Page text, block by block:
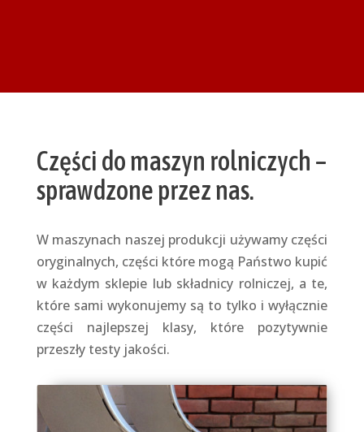
Części do maszyn rolniczych –
sprawdzone przez nas.
W maszynach naszej produkcji używamy części
oryginalnych, części które mogą Państwo kupić
w każdym sklepie lub składnicy rolniczej, a te,
które sami wykonujemy są to tylko i wyłącznie
części najlepszej klasy, które pozytywnie
przeszły testy jakości.